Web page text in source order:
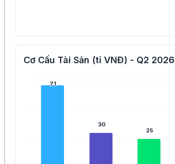
Cơ Cấu Tài Sản (tỉ VNĐ) - Q2 2026
71
71
30
30
25
25